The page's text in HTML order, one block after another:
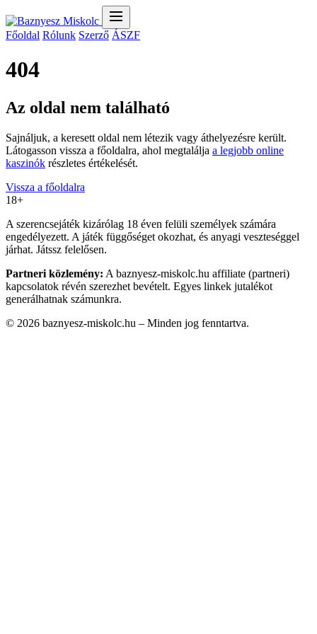
Főoldal Rólunk Szerző ÁSZF
404
Az oldal nem található
Sajnáljuk, a keresett oldal nem létezik vagy áthelyezésre került.
Látogasson vissza a főoldalra, ahol megtalálja a legjobb online
kaszinók részletes értékelését.
Vissza a főoldalra
18+
A szerencsejáték kizárólag 18 éven felüli személyek számára
engedélyezett. A játék függőséget okozhat, és anyagi veszteséggel
járhat. Játssz felelősen.
Partneri közlemény: A baznyesz-miskolc.hu affiliate (partneri)
kapcsolatok révén szerezhet bevételt. Egyes linkek jutalékot
generálhatnak számunkra.
© 2026 baznyesz-miskolc.hu – Minden jog fenntartva.